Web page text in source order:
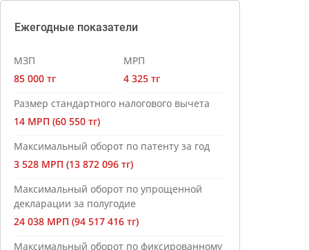
Ежегодные показатели
МЗП
85 000 тг
МРП
4 325 тг
Размер стандартного налогового вычета
14 МРП (60 550 тг)
Максимальный оборот по патенту за год
3 528 МРП (13 872 096 тг)
Максимальный оборот по упрощенной
декларации за полугодие
24 038 МРП (94 517 416 тг)
Максимальный оборот по фиксированному